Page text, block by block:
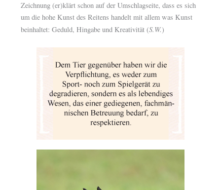
Zeichnung (er)klärt schon auf der Umschlagseite, dass es sich
um die hohe Kunst des Reitens handelt mit allem was Kunst
beinhaltet: Geduld, Hingabe und Kreativität (S.W.)